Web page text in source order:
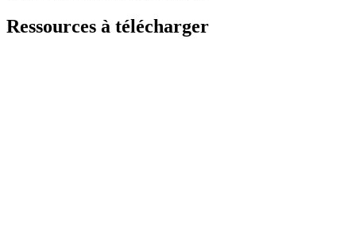
Ressources à télécharger